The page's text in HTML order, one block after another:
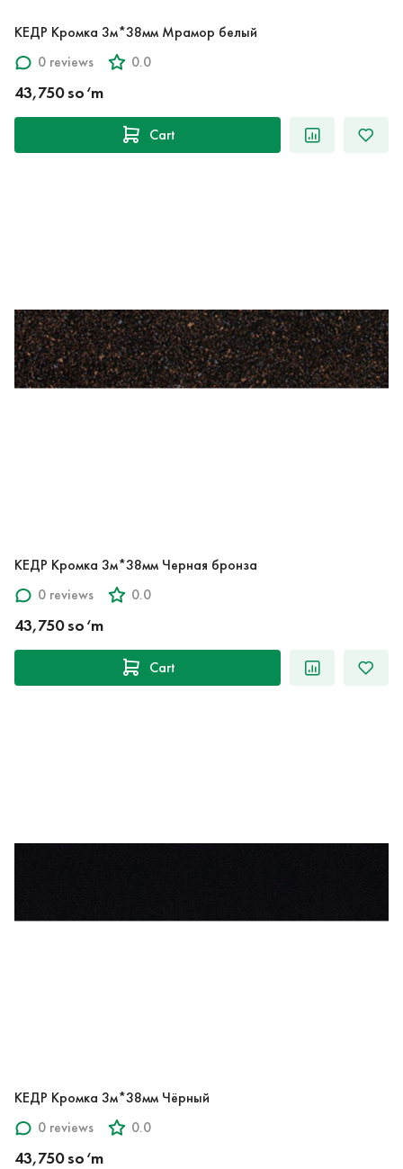
КЕДР Кромка 3м*38мм Мрамор белый
0 reviews
0.0
43,750 so‘m
Cart
КЕДР Кромка 3м*38мм Черная бронза
0 reviews
0.0
43,750 so‘m
Cart
КЕДР Кромка 3м*38мм Чёрный
0 reviews
0.0
43,750 so‘m